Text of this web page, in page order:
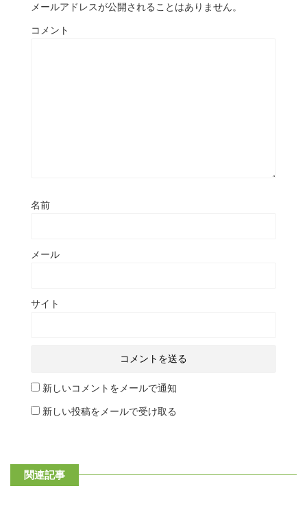
メールアドレスが公開されることはありません。
コメント
名前
メール
サイト
新しいコメントをメールで通知
新しい投稿をメールで受け取る
関連記事